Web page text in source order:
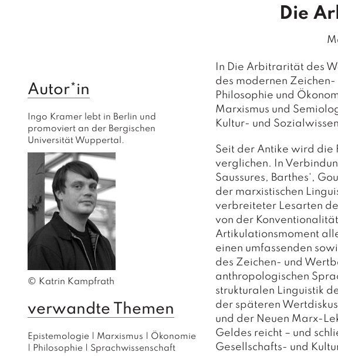
Die
In Die Arbitrarität des
des modernen
Philosophie und
Marxismus und
Kultur- und
Seit der Antike wird die
verglichen. In
Saussures, Barthes‘,
der marxistischen
verbreiteter Lesarten
von der
Artikulationsmoment
einen umfassenden
des Zeichen- und
anthropologischen
strukturalen Linguistik
der späteren
und der Neuen Marx-
Geldes reicht – und
Gesellschafts- und
Autor*in
Ingo Kramer lebt in Berlin und
promoviert an der Bergischen
Universität Wuppertal.
© Katrin Kampfrath
verwandte Themen
Epistemologie Marxismus
Ökonomie
Philosophie Sprachwissenschaft